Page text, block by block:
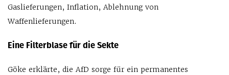
Gaslieferungen, Inflation, Ablehnung von
Waffenlieferungen.
Eine Filterblase für die Sekte
Göke erklärte, die AfD sorge für ein permanentes